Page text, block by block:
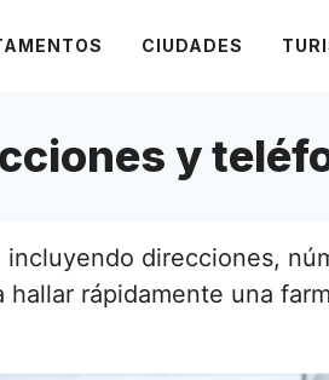
CIUDADES
y
direcciones,
rápidamente una